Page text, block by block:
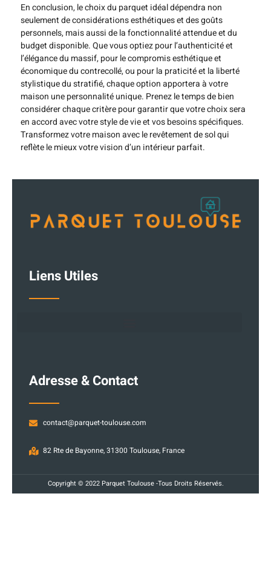
En conclusion, le choix du parquet idéal dépendra non
seulement de considérations esthétiques et des goûts
personnels, mais aussi de la fonctionnalité attendue et du
budget disponible. Que vous optiez pour l’authenticité et
l’élégance du massif, pour le compromis esthétique et
économique du contrecollé, ou pour la praticité et la liberté
stylistique du stratifié, chaque option apportera à votre
maison une personnalité unique. Prenez le temps de bien
considérer chaque critère pour garantir que votre choix sera
en accord avec votre style de vie et vos besoins spécifiques.
Transformez votre maison avec le revêtement de sol qui
reflète le mieux votre vision d’un intérieur parfait.
Liens Utiles
Adresse & Contact
contact@parquet-toulouse.com
82 Rte de Bayonne, 31300 Toulouse, France
Copyright © 2022 Parquet Toulouse -Tous Droits Réservés.